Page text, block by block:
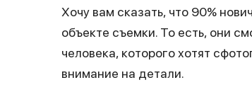
Хочу вам сказать, что 90%
объекте съемки. То есть, они
человека, которого хотят
внимание на детали.